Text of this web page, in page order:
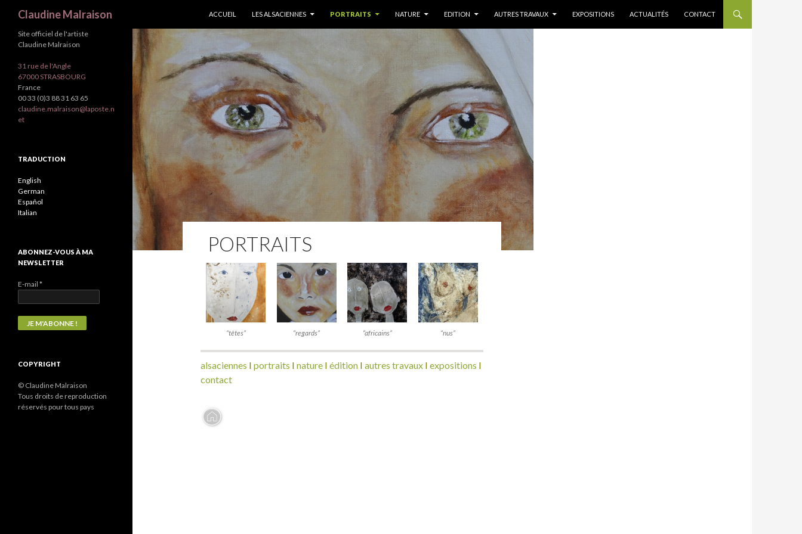
Claudine Malraison
ACCUEIL
LES ALSACIENNES PORTRAITS NATURE EDITION AUTRES TRAVAUX EXPOSITIONS ACTUALITÉS CONTACT
PORTRAITS
“têtes” “regards” “africains” “nus”
alsaciennes I portraits I nature I édition I autres travaux I expositions I
contact
Site officiel de l'artiste
Claudine Malraison
31 rue de l'Angle
67000 STRASBOURG
France
00 33 (0)3 88 31 63 65
claudine.malraison@laposte.n
et
TRADUCTION
English
German
Español
Italian
ABONNEZ-VOUS À MA
NEWSLETTER
E-mail *
COPYRIGHT
© Claudine Malraison
Tous droits de reproduction
réservés pour tous pays